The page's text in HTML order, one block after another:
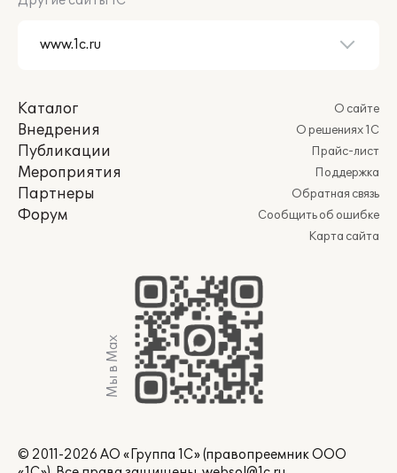
Каталог
Внедрения
Публикации
Мероприятия
Партнеры
Форум
О сайте
О решениях 1С
Прайс-лист
Поддержка
Обратная связь
Сообщить об ошибке
Карта сайта
Мы в Max
© 2011-2026 АО «Группа 1С» (правопреемник ООО